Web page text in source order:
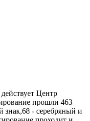
Центр
прошли 463
знак,68 - серебряный и